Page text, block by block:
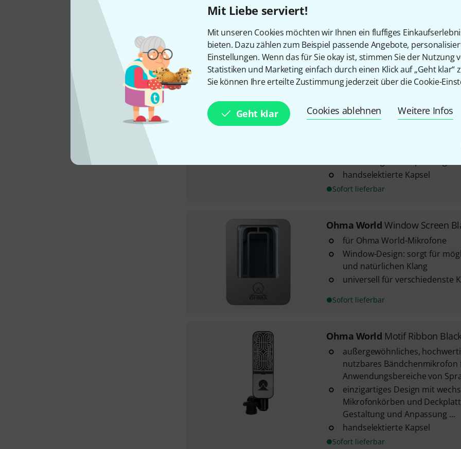
Mit Liebe serviert!
Mit unseren Cookies möchten wir Ihnen ein fluffiges
bieten. Dazu zählen zum Beispiel passende Angebote,
Einstellungen. Wenn das für Sie okay ist, stimmen Sie der Nutzung
Statistiken und Marketing einfach durch einen Klick auf „Geht klar“
Sie können Ihre erteilte Zustimmung jederzeit über die Cookie-
Geht klar Cookies ablehnen Weitere Infos
Ansprache für z. B. Amp-
Sofort lieferbar
Ohma WorldMotif Ribbon
nutzbares Bändchenmikrofon
Anwendungsbereiche von
Mikrofonkörben und
handselektierte Kapsel
Sofort lieferbar
Ohma World Window Screen
für Ohma World-Mikrofone
Window-Design: sorgt für
und natürlichen Klang
universell für verschiedenste
Sofort lieferbar
Ohma World Motif Ribbon
außergewöhnliches,
nutzbares Bändchenmikrofon
Anwendungsbereiche von
einzigartiges Design mit
Mikrofonkörben und
Gestaltung und Anpassung ...
handselektierte Kapsel
Sofort lieferbar